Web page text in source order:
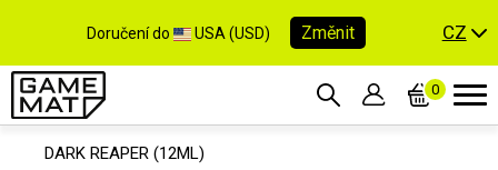
Doručení do USA (USD) Změnit CZ
0
DARK REAPER (12ML)